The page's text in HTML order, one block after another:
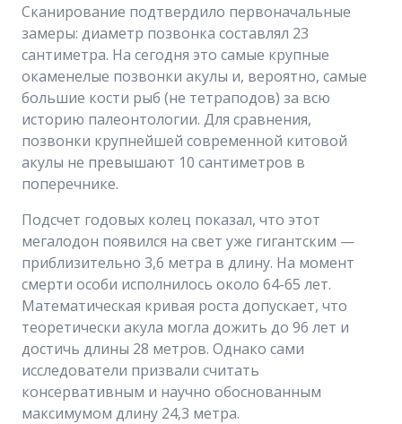
Сканирование подтвердило первоначальные
замеры: диаметр позвонка составлял 23
сантиметра. На сегодня это самые крупные
окаменелые позвонки акулы и, вероятно, самые
большие кости рыб (не тетраподов) за всю
историю палеонтологии. Для сравнения,
позвонки крупнейшей современной китовой
акулы не превышают 10 сантиметров в
поперечнике.
Подсчет годовых колец показал, что этот
мегалодон появился на свет уже гигантским —
приблизительно 3,6 метра в длину. На момент
смерти особи исполнилось около 64-65 лет.
Математическая кривая роста допускает, что
теоретически акула могла дожить до 96 лет и
достичь длины 28 метров. Однако сами
исследователи призвали считать
консервативным и научно обоснованным
максимумом длину 24,3 метра.